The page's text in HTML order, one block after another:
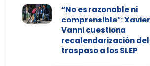
“No es razonable ni
comprensible”: Xavier
Vanni cuestiona
recalendarización del
traspaso a los SLEP